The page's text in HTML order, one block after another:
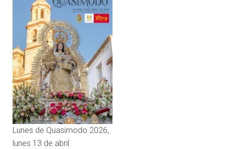
Lunes de Quasimodo 2026,
lunes 13 de abril